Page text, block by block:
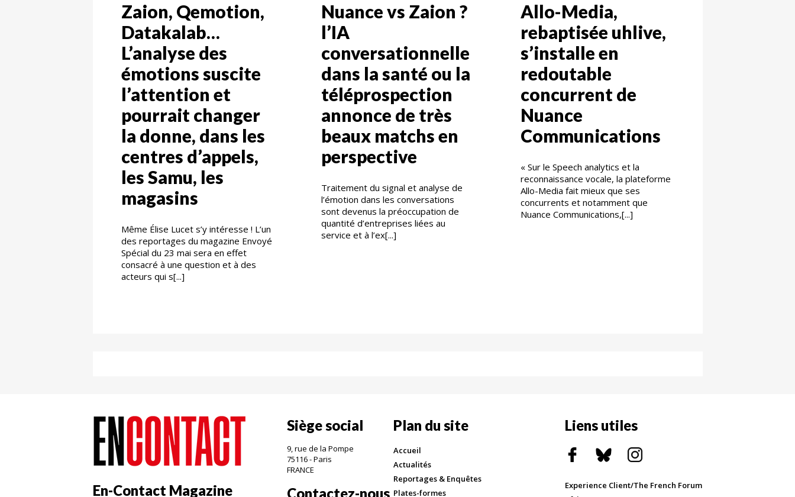
Zaion, Qemotion,
Datakalab…
L’analyse des
émotions suscite
l’attention et
pourrait changer
la donne, dans les
centres d’appels,
les Samu, les
magasins
Même Élise Lucet s’y intéresse ! L’un
des reportages du magazine Envoyé
Spécial du 23 mai sera en effet
consacré à une question et à des
acteurs qui s[...]
Nuance vs Zaion ?
l’IA
conversationnelle
dans la santé ou la
téléprospection
annonce de très
beaux matchs en
perspective
Traitement du signal et analyse de
l’émotion dans les conversations
sont devenus la préoccupation de
quantité d’entreprises liées au
service et à l’ex[...]
Allo-Media,
rebaptisée uhlive,
s’installe en
redoutable
concurrent de
Nuance
Communications
« Sur le Speech analytics et la
reconnaissance vocale, la plateforme
Allo-Media fait mieux que ses
concurrents et notamment que
Nuance Communications,[...]
En-Contact Magazine
Siège social
9, rue de la Pompe
75116 - Paris
FRANCE
Contactez-nous
Plan du site
Accueil
Actualités
Reportages & Enquêtes
Plates-formes
Liens utiles
Experience Client/The French Forum